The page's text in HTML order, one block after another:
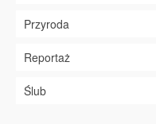
Przyroda
Reportaż
Ślub